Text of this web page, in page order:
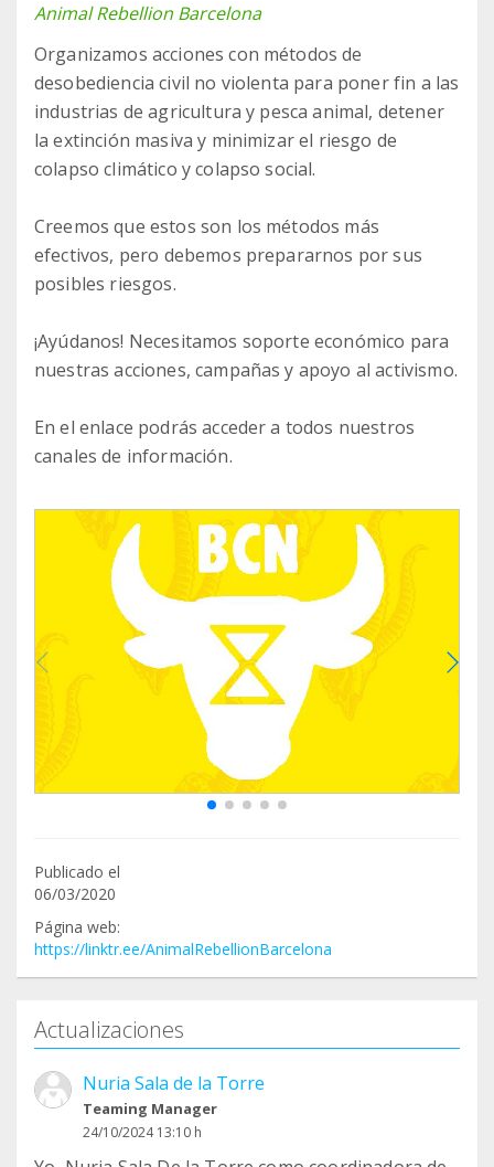
Animal Rebellion Barcelona
Organizamos acciones con métodos de
desobediencia civil no violenta para poner fin a las
industrias de agricultura y pesca animal, detener
la extinción masiva y minimizar el riesgo de
colapso climático y colapso social.
Creemos que estos son los métodos más
efectivos, pero debemos prepararnos por sus
posibles riesgos.
¡Ayúdanos! Necesitamos soporte económico para
nuestras acciones, campañas y apoyo al activismo.
En el enlace podrás acceder a todos nuestros
canales de información.
Publicado el
06/03/2020
Página web:
https://linktr.ee/AnimalRebellionBarcelona
Actualizaciones
Nuria Sala de la Torre
Teaming Manager
24/10/2024 13:10 h